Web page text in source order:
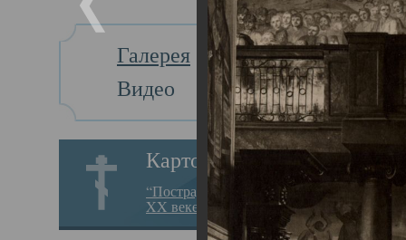
Галерея
Видео
Картотека
“Пострадавшие за веру в
XX веке на Севере”
Главная